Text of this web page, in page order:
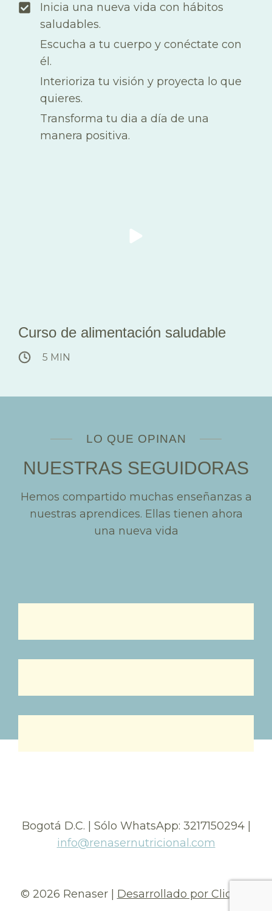
Inicia una nueva vida con hábitos
saludables.
Escucha a tu cuerpo y conéctate con
él.
Interioriza tu visión y proyecta lo que
quieres.
Transforma tu dia a día de una
manera positiva.
Curso de alimentación saludable
5 MIN
LO QUE OPINAN
NUESTRAS SEGUIDORAS
Hemos compartido muchas enseñanzas a
nuestras aprendices. Ellas tienen ahora
una nueva vida
Bogotá D.C. | Sólo WhatsApp: 3217150294 |
info@renasernutricional.com
© 2026 Renaser | Desarrollado por Clickap